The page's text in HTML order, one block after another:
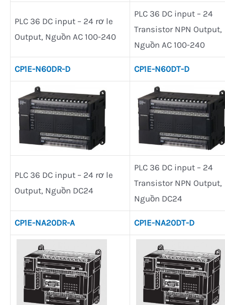
PLC 36 DC input – 24 rơ le
Output, Nguồn AC 100-240
PLC 36 DC input – 24
Transistor NPN Output,
Nguồn AC 100-240
CP1E-N60DR-D CP1E-N60DT-D
PLC 36 DC input – 24 rơ le
Output, Nguồn DC24
PLC 36 DC input – 24
Transistor NPN Output,
Nguồn DC24
CP1E-NA20DR-A CP1E-NA20DT-D